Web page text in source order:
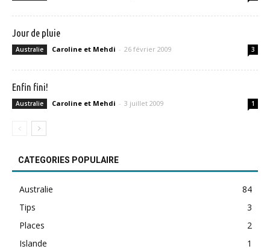
Jour de pluie
Australie Caroline et Mehdi - 26 février 2009 3
Enfin fini!
Australie Caroline et Mehdi - 3 juillet 2009 1
CATEGORIES POPULAIRE
Australie
84
Tips
3
Places
2
Islande
1